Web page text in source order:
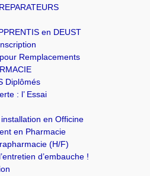
en DEUST
Remplacements
Diplômés
: l’ Essai
en Officine
en Pharmacie
(H/F)
d’embauche !